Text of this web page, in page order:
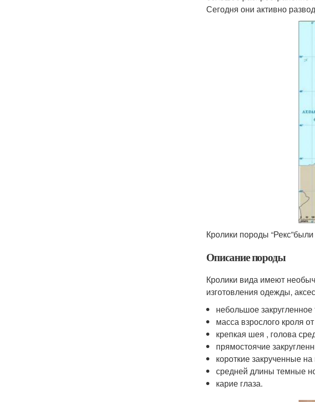
Сегодня они активно
Кролики породы
Описание породы
Кролики вида имеют
изготовления одежды,
небольшое
масса взрослого кроля
крепкая шея , голова
прямостоячие
короткие закрученные
средней длины темные
карие глаза.